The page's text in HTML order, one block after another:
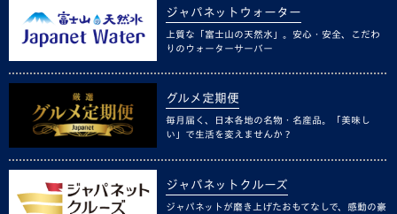
ジャパネットウォーター
上質な「富士山の天然水」。安心・安全、こだわ
りのウォーターサーバー
グルメ定期便
毎月届く、日本各地の名物・名産品。「美味し
い」で生活を変えませんか？
ジャパネットクルーズ
ジャパネットが磨き上げたおもてなしで、感動の豪